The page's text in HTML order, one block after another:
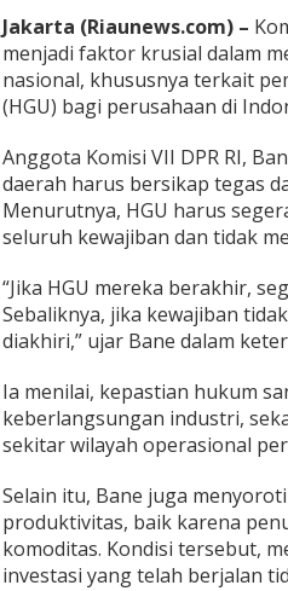
I
n
d
u
s
r
i
Jakarta (Riaunews.com) –
menjadi faktor krusial dalam
nasional, khususnya terkait
(HGU) bagi perusahaan di
Anggota Komisi VII DPR RI,
daerah harus bersikap tegas
Menurutnya, HGU harus
seluruh kewajiban dan tidak
“Jika HGU mereka berakhir,
Sebaliknya, jika kewajiban
diakhiri,” ujar Bane dalam
Ia menilai, kepastian hukum
keberlangsungan industri,
sekitar wilayah operasional
Selain itu, Bane juga
produktivitas, baik karena
komoditas. Kondisi tersebut,
investasi yang telah berjalan